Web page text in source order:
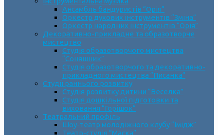
Ансамбль бандуристів “Орія”
Оркестр духових інструментів “Зміна”
Оркестр народних інструментів “Орія”
Декоративно-прикладне та образотворче
мистецтво
Cтудія образотворчого мистецтва
“Соняшник”
Студія образотворчого та декоративно-
прикладного мистецтва “Писанка”
Студії раннього розвитку
Студія розвитку дитини “Веселка”
Студія дошкільної підготовки та
виховання “Горішок”
Театральний профіль
Шоу-театр молодіжного клубу “Імідж”
Театр-студія “Маска”